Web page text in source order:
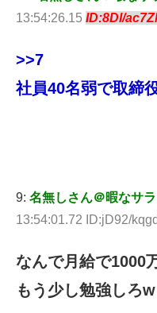
13:54:26.15 ID:8Dl/
>>7
社員40名弱で取締
9: 名無しさん＠暇なサ
13:54:01.72 ID:jD92/kqgd
なんで月給で1000
もう少し勉強しろw